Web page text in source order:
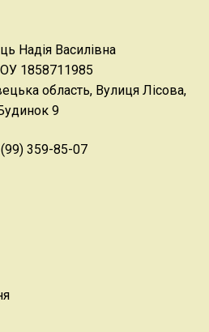
Надія Василівна
1858711985
область, Вулиця Лісова,
9
359-85-07